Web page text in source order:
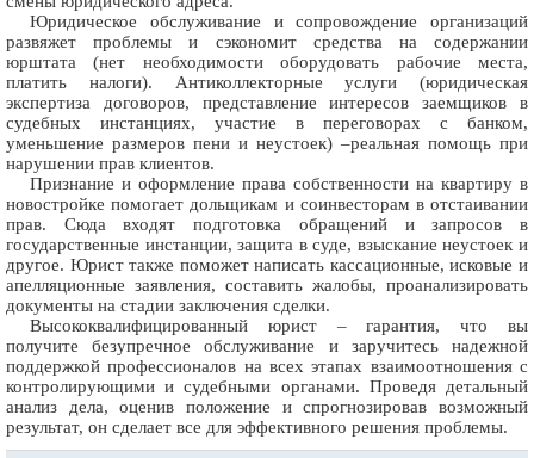
Юридическое обслуживание и сопровождение организаций
развяжет проблемы и сэкономит средства на содержании
юрштата (нет необходимости оборудовать рабочие места,
платить налоги). Антиколлекторные услуги (юридическая
экспертиза договоров, представление интересов заемщиков в
судебных инстанциях, участие в переговорах с банком,
уменьшение размеров пени и неустоек) –реальная помощь при
нарушении прав клиентов.
Признание и оформление права собственности на квартиру в
новостройке помогает дольщикам и соинвесторам в отстаивании
прав. Сюда входят подготовка обращений и запросов в
государственные инстанции, защита в суде, взыскание неустоек и
другое. Юрист также поможет написать кассационные, исковые и
апелляционные заявления, составить жалобы, проанализировать
документы на стадии заключения сделки.
Высококвалифицированный юрист – гарантия, что вы
получите безупречное обслуживание и заручитесь надежной
поддержкой профессионалов на всех этапах взаимоотношения с
контролирующими и судебными органами. Проведя детальный
анализ дела, оценив положение и спрогнозировав возможный
результат, он сделает все для эффективного решения проблемы.